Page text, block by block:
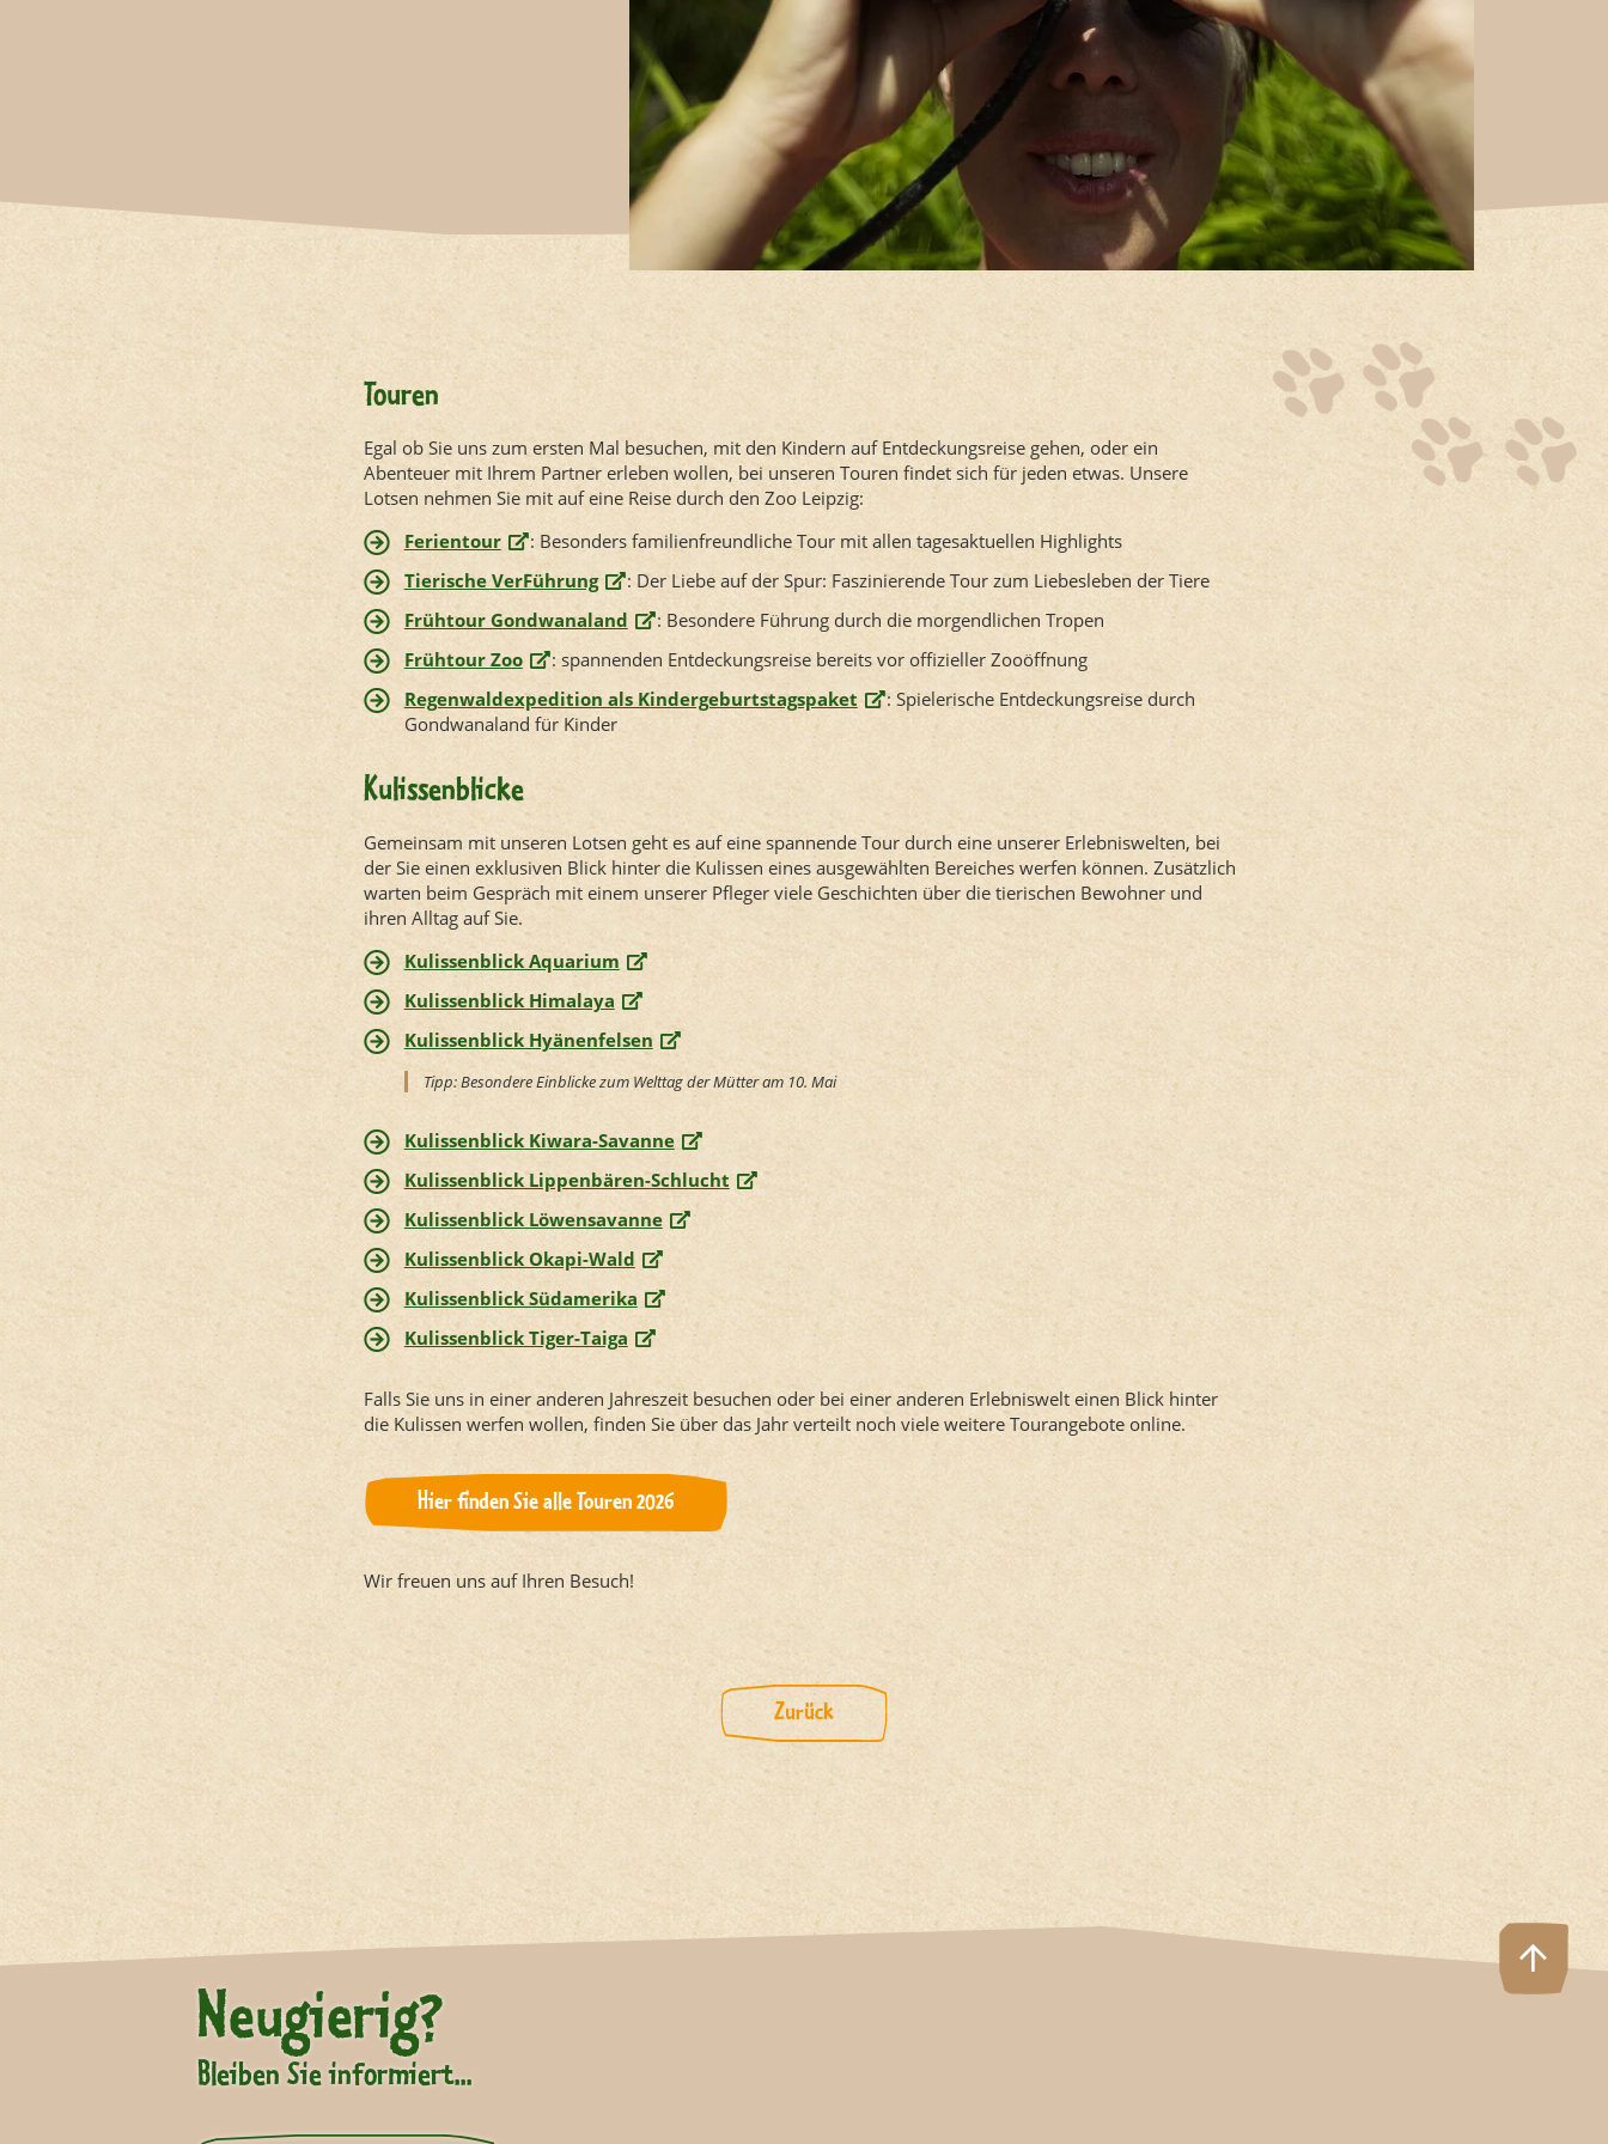
Touren
Egal ob Sie uns zum ersten Mal besuchen, mit den Kindern auf Entdeckungsreise gehen, oder ein
Abenteuer mit Ihrem Partner erleben wollen, bei unseren Touren findet sich für jeden etwas. Unsere
Lotsen nehmen Sie mit auf eine Reise durch den Zoo Leipzig:
Ferientour
: Besonders familienfreundliche Tour mit allen tagesaktuellen Highlights
Tierische VerFührung
: Der Liebe auf der Spur: Faszinierende Tour zum Liebesleben der Tiere
Frühtour Gondwanaland
: Besondere Führung durch die morgendlichen Tropen
Frühtour Zoo
: spannenden Entdeckungsreise bereits vor offizieller Zooöffnung
Regenwaldexpedition als Kindergeburtstagspaket
: Spielerische Entdeckungsreise durch
Gondwanaland für Kinder
Kulissenblicke
Gemeinsam mit unseren Lotsen geht es auf eine spannende Tour durch eine unserer Erlebniswelten, bei
der Sie einen exklusiven Blick hinter die Kulissen eines ausgewählten Bereiches werfen können. Zusätzlich
warten beim Gespräch mit einem unserer Pfleger viele Geschichten über die tierischen Bewohner und
ihren Alltag auf Sie.
Kulissenblick Aquarium
Kulissenblick Himalaya
Kulissenblick Hyänenfelsen
Tipp: Besondere Einblicke zum Welttag der Mütter am 10. Mai
KulissenblickKiwara-Savanne
Kulissenblick Lippenbären-Schlucht
Kulissenblick Löwensavanne
Kulissenblick Okapi-Wald
Kulissenblick Südamerika
Kulissenblick Tiger-Taiga
Falls Sie uns in einer anderen Jahreszeit besuchen oder bei einer anderen Erlebniswelt einen Blick hinter
die Kulissen werfen wollen, finden Sie über das Jahr verteilt noch viele weitere Tourangebote online.
Hier finden Sie alle Touren 2026
Wir freuen uns auf Ihren Besuch!
Zurück
Neugierig?
Bleiben Sie informiert...